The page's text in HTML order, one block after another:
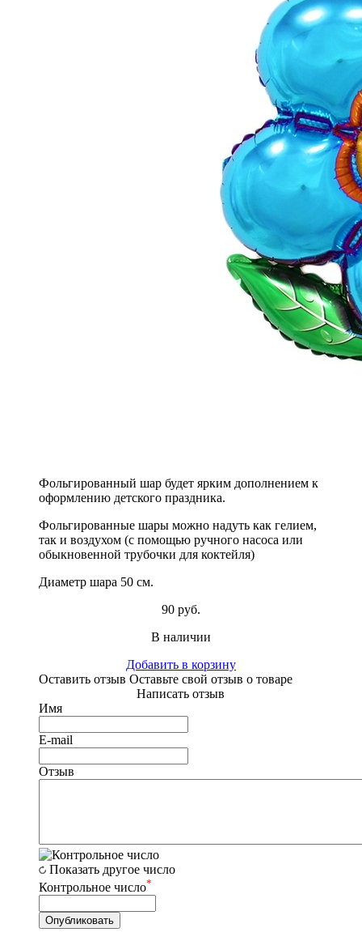
Фольгированный шар будет ярким дополнением к
оформлению детского праздника.
Фольгированные шары можно надуть как гелием,
так и воздухом (с помощью ручного насоса или
обыкновенной трубочки для коктейля)
Диаметр шара 50 см.
90 руб.
В наличии
Добавить в корзину
Оставить отзыв Оставьте свой отзыв о товаре
Написать отзыв
Имя
E-mail
Отзыв
Показать другое число
Контрольное число*